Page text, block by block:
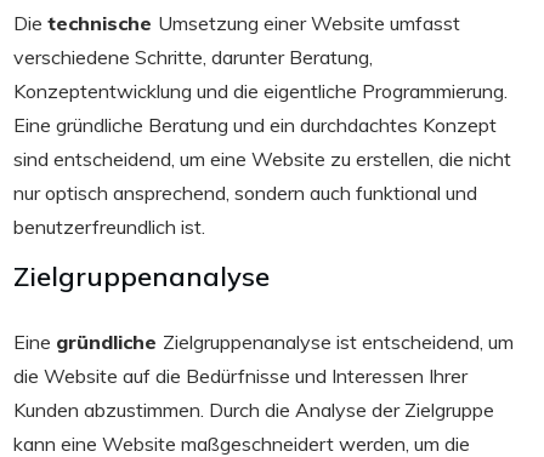
Die technische Umsetzung einer Website umfasst
verschiedene Schritte, darunter Beratung,
Konzeptentwicklung und die eigentliche Programmierung.
Eine gründliche Beratung und ein durchdachtes Konzept
sind entscheidend, um eine Website zu erstellen, die nicht
nur optisch ansprechend, sondern auch funktional und
benutzerfreundlich ist.
Zielgruppenanalyse
Eine gründliche Zielgruppenanalyse ist entscheidend, um
die Website auf die Bedürfnisse und Interessen Ihrer
Kunden abzustimmen. Durch die Analyse der Zielgruppe
kann eine Website maßgeschneidert werden, um die